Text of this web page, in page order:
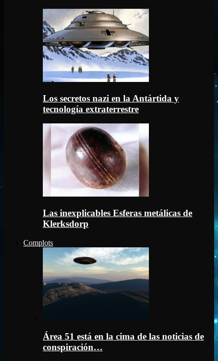
Los secretos nazi en la Antártida y
tecnología extraterrestre
Las inexplicables Esferas metálicas de
Klerksdorp
Complots
Área 51 está en la cima de las noticias de
conspiración…